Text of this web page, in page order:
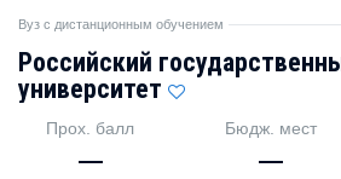
Вуз с дистанционным обучением
Российский
университет
Прох. балл
—
Бюдж. мест
—